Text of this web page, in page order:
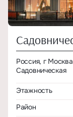
Россия, г
Садовническая
Этажность
Район